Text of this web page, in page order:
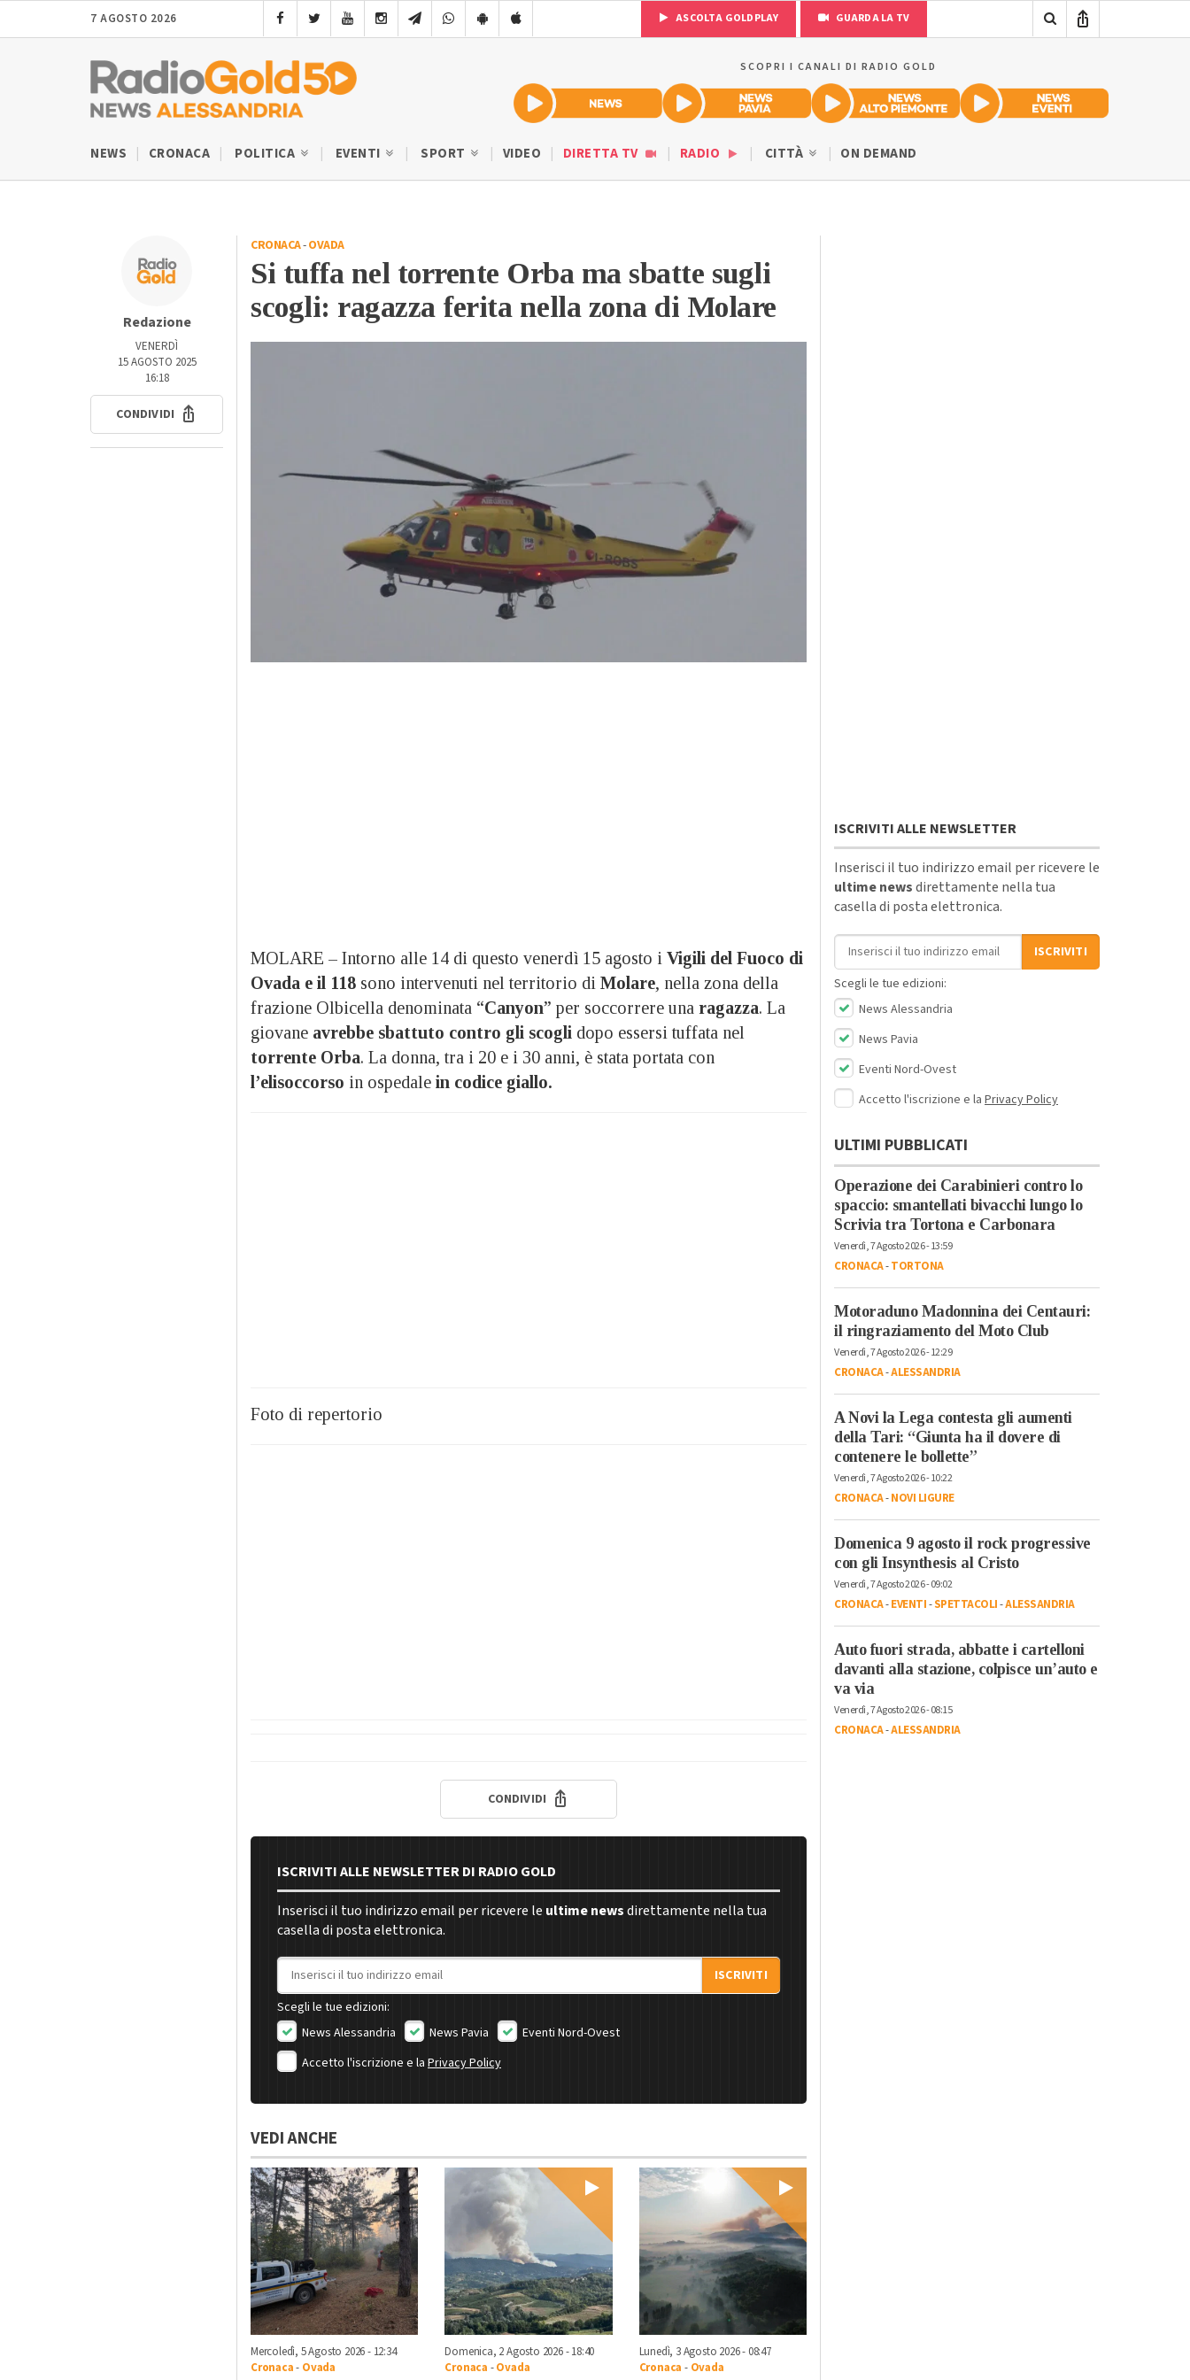
7 AGOSTO 2026 ASCOLTA GOLDPLAY GUARDA LA TV
SCOPRI I CANALI DI RADIO GOLD
NEWS CRONACA POLITICA EVENTI SPORT VIDEO DIRETTA TV RADIO CITTÀ ON DEMAND
Redazione
VENERDÌ
15 AGOSTO 2025
16:18
CONDIVIDI
CRONACA-OVADA
Si tuffa nel torrente Orba ma sbatte sugli
scogli: ragazza ferita nella zona di Molare
MOLARE – Intorno alle 14 di questo venerdì 15 agosto i Vigili del Fuoco di
Ovada e il 118 sono intervenuti nel territorio di Molare, nella zona della
frazione Olbicella denominata “Canyon” per soccorrere una ragazza. La
giovane avrebbe sbattuto contro gli scogli dopo essersi tuffata nel
torrente Orba. La donna, tra i 20 e i 30 anni, è stata portata con
l’elisoccorso in ospedale in codice giallo.
Foto di repertorio
CONDIVIDI
ISCRIVITI ALLE NEWSLETTER DI RADIO GOLD
Inserisci il tuo indirizzo email per ricevere le ultime newsdirettamente nella tua
casella di posta elettronica.
Indirizzo email
ISCRIVITI
Scegli le tue edizioni:
News Alessandria
News Pavia
Eventi Nord-Ovest
Accetto l'iscrizione e la Privacy Policy
VEDI ANCHE
Mercoledì, 5 Agosto 2026 - 12:34
Cronaca- Ovada
Domenica, 2 Agosto 2026 - 18:40
Cronaca -Ovada
Lunedì, 3 Agosto 2026 - 08:47
Cronaca - Ovada
ISCRIVITI ALLE NEWSLETTER
Inserisci il tuo indirizzo email per ricevere le
ultime newsdirettamente nella tua
casella di posta elettronica.
Indirizzo email
ISCRIVITI
Scegli le tue edizioni:
News Alessandria
News Pavia
Eventi Nord-Ovest
Accetto l'iscrizione e la Privacy Policy
ULTIMI PUBBLICATI
Operazione dei Carabinieri contro lo
spaccio: smantellati bivacchi lungo lo
Scrivia tra Tortona e Carbonara
Venerdì, 7 Agosto 2026 - 13:59
CRONACA-TORTONA
Motoraduno Madonnina dei Centauri:
il ringraziamento del Moto Club
Venerdì, 7 Agosto 2026 - 12:29
CRONACA-ALESSANDRIA
A Novi la Lega contesta gli aumenti
della Tari: “Giunta ha il dovere di
contenere le bollette”
Venerdì, 7 Agosto 2026 - 10:22
CRONACA-NOVI LIGURE
Domenica 9 agosto il rock progressive
con gli Insynthesis al Cristo
Venerdì, 7 Agosto 2026 - 09:02
CRONACA-EVENTI-SPETTACOLI-ALESSANDRIA
Auto fuori strada, abbatte i cartelloni
davanti alla stazione, colpisce un’auto e
va via
Venerdì, 7 Agosto 2026 - 08:15
CRONACA-ALESSANDRIA